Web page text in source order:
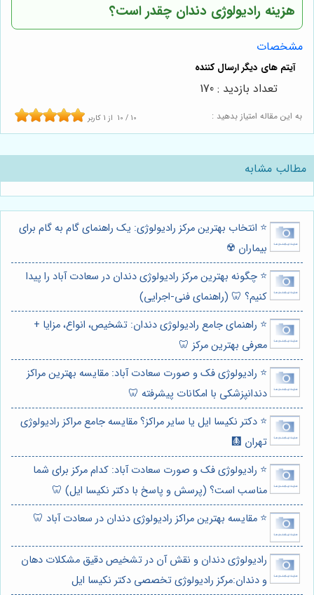
هزینه رادیولوژی دندان چقدر است؟
مشخصات
به این مقاله امتیاز بدهید : 10 / 10 از1 کاربر
تعداد بازدید : 170
مطالب مشابه
⭐️ انتخاب بهترین مرکز رادیولوژی: یک راهنمای گام به گام برای
بیماران ☢️
⭐️ چگونه بهترین مرکز رادیولوژی دندان در سعادت آباد را پیدا
کنیم؟ 🦷 (راهنمای فنی-اجرایی)
⭐️ راهنمای جامع رادیولوژی دندان: تشخیص، انواع، مزایا +
معرفی بهترین مرکز 🦷
⭐️ رادیولوژی فک و صورت سعادت آباد: مقایسه بهترین مراکز
دندانپزشکی با امکانات پیشرفته 🦷
⭐️ دکتر نکیسا ایل یا سایر مراکز؟ مقایسه جامع مراکز رادیولوژی
تهران 🩻
⭐️ رادیولوژی فک و صورت سعادت آباد: کدام مرکز برای شما
مناسب است؟ (پرسش و پاسخ با دکتر نکیسا ایل) 🦷
⭐️ مقایسه بهترین مراکز رادیولوژی دندان در سعادت آباد 🦷
رادیولوژی دندان و نقش آن در تشخیص دقیق مشکلات دهان
و دندان:مرکز رادیولوژی تخصصی دکتر نکیسا ایل